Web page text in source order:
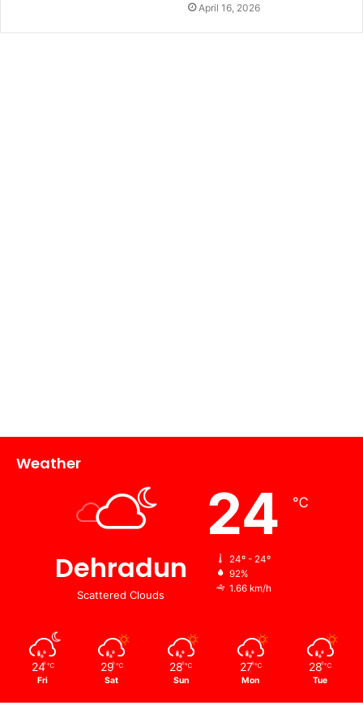
April 16, 2026
Weather
Dehradun
Scattered Clouds
24 ℃
24º - 24º
92%
1.66 km/h
24 ℃
Fri
29 ℃
Sat
28 ℃
Sun
27 ℃
Mon
28 ℃
Tue